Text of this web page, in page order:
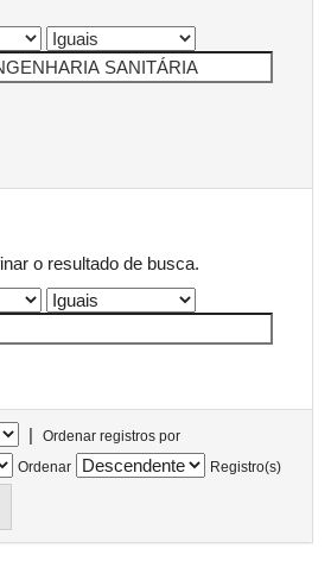
o resultado de busca.
|
Ordenar registros por
Ordenar
Registro(s)